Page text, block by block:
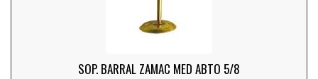
SOP. BARRAL ZAMAC MED ABTO 5/8